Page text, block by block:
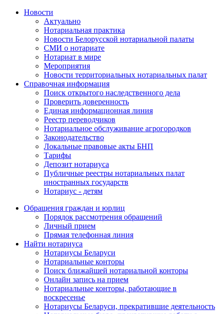
Новости
Актуально
Нотариальная практика
Новости Белорусской нотариальной палаты
СМИ о нотариате
Нотариат в мире
Мероприятия
Новости территориальных нотариальных палат
Справочная информация
Поиск открытого наследственного дела
Проверить доверенность
Единая информационная линия
Реестр переводчиков
Нотариальное обслуживание агрогородков
Законодательство
Локальные правовые акты БНП
Тарифы
Депозит нотариуса
Публичные реестры нотариальных палат
иностранных государств
Нотариус - детям
Обращения граждан и юрлиц
Порядок рассмотрения обращений
Личный прием
Прямая телефонная линия
Найти нотариуса
Нотариусы Беларуси
Нотариальные конторы
Поиск ближайшей нотариальной конторы
Онлайн запись на прием
Нотариальные конторы, работающие в
воскресенье
Нотариусы Беларуси, прекратившие деятельность